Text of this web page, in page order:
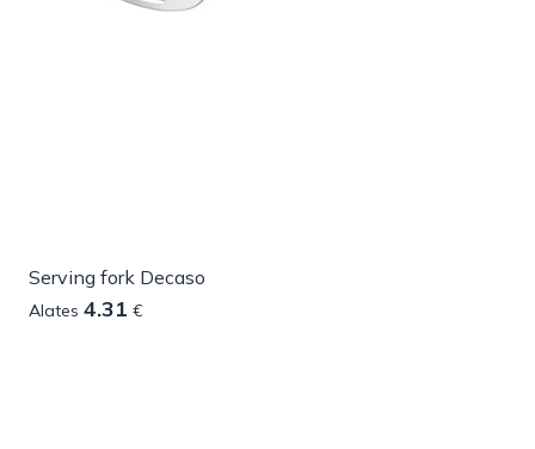
Serving fork Decaso
Alates 4.31 €